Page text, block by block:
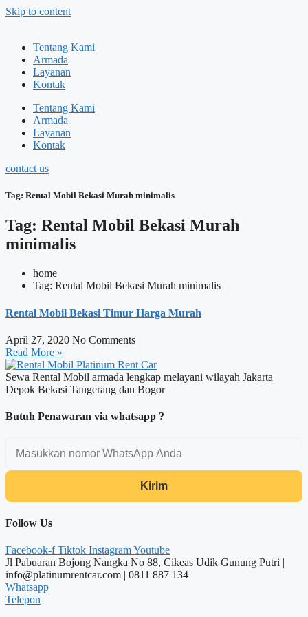
Skip to content
Tentang Kami
Armada
Layanan
Kontak
Tentang Kami
Armada
Layanan
Kontak
contact us
Tag: Rental Mobil Bekasi Murah minimalis
Tag: Rental Mobil Bekasi Murah
minimalis
home
Tag: Rental Mobil Bekasi Murah minimalis
Rental Mobil Bekasi Timur Harga Murah
April 27, 2020 No Comments
Read More »
Sewa Rental Mobil armada lengkap melayani wilayah Jakarta
Depok Bekasi Tangerang dan Bogor
Butuh Penawaran via whatsapp ?
Kirim
Follow Us
Facebook-f Tiktok InstagramYoutube
Jl Pabuaran Bojong Nangka No 88, Cikeas Udik Gunung Putri |
info@platinumrentcar.com | 0811 887 134
Whatsapp
Telepon